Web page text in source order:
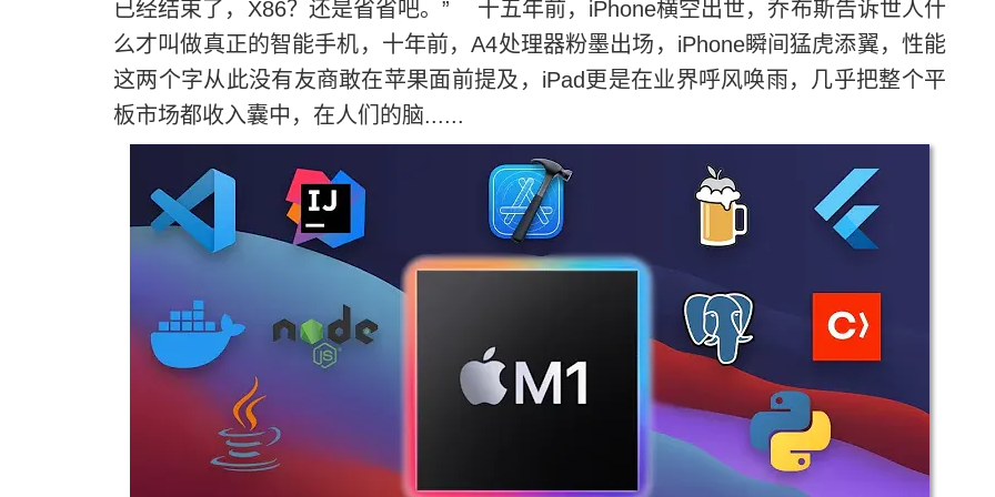
已经结束了，X86？还是省省吧。” 十五年前，iPhone横空出世，乔布斯告诉世人什
么才叫做真正的智能手机，十年前，A4处理器粉墨出场，iPhone瞬间猛虎添翼，性能
这两个字从此没有友商敢在苹果面前提及，iPad更是在业界呼风唤雨，几乎把整个平
板市场都收入囊中，在人们的脑......